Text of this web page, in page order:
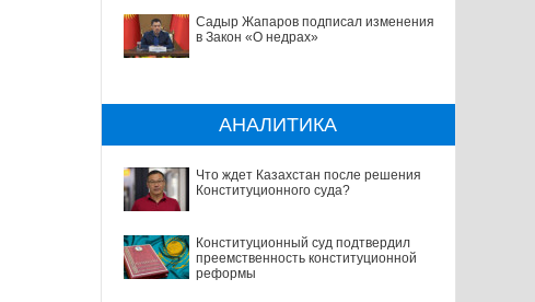
Садыр Жапаров подписал изменения
в Закон «О недрах»
АНАЛИТИКА
Что ждет Казахстан после решения
Конституционного суда?
Конституционный суд подтвердил
преемственность конституционной
реформы